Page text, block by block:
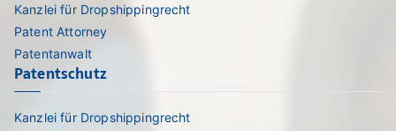
Kanzlei für Dropshippingrecht
Patent Attorney
Patentanwalt
Patentschutz
Kanzlei für Dropshippingrecht